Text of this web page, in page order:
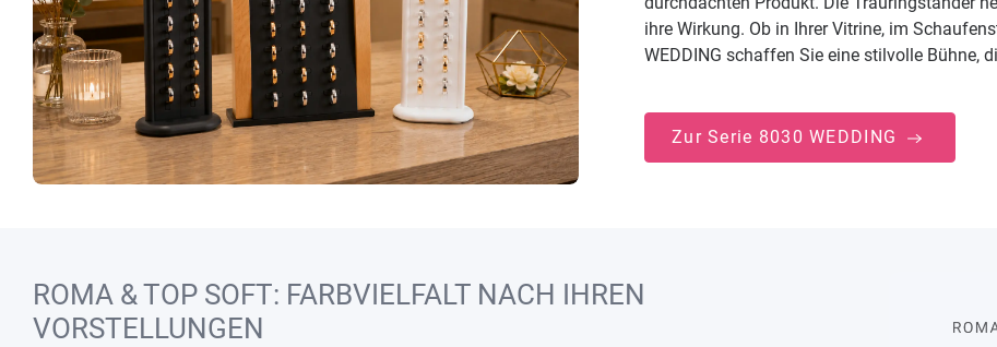
ihre Wirkung. Ob in Ihrer Vitrine, im
WEDDING schaffen Sie eine stilvolle Bühne,
Zur Serie 8030 WEDDING
ROMA & TOP SOFT: FARBVIELFALT NACH IHREN
VORSTELLUNGEN